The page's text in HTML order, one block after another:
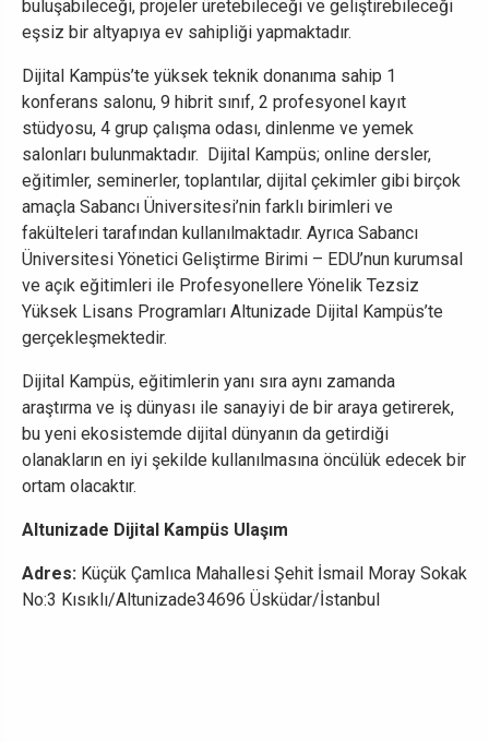
buluşabileceği, projeler üretebileceği ve geliştirebileceği
eşsiz bir altyapıya ev sahipliği yapmaktadır.
Dijital Kampüs’te yüksek teknik donanıma sahip 1
konferans salonu, 9 hibrit sınıf, 2 profesyonel kayıt
stüdyosu, 4 grup çalışma odası, dinlenme ve yemek
salonları bulunmaktadır. Dijital Kampüs; online dersler,
eğitimler, seminerler, toplantılar, dijital çekimler gibi birçok
amaçla Sabancı Üniversitesi’nin farklı birimleri ve
fakülteleri tarafından kullanılmaktadır. Ayrıca Sabancı
Üniversitesi Yönetici Geliştirme Birimi – EDU’nun kurumsal
ve açık eğitimleri ile Profesyonellere Yönelik Tezsiz
Yüksek Lisans Programları Altunizade Dijital Kampüs’te
gerçekleşmektedir.
Dijital Kampüs, eğitimlerin yanı sıra aynı zamanda
araştırma ve iş dünyası ile sanayiyi de bir araya getirerek,
bu yeni ekosistemde dijital dünyanın da getirdiği
olanakların en iyi şekilde kullanılmasına öncülük edecek bir
ortam olacaktır.
Altunizade Dijital Kampüs Ulaşım
Adres: Küçük Çamlıca Mahallesi Şehit İsmail Moray Sokak
No:3 Kısıklı/Altunizade34696 Üsküdar/İstanbul